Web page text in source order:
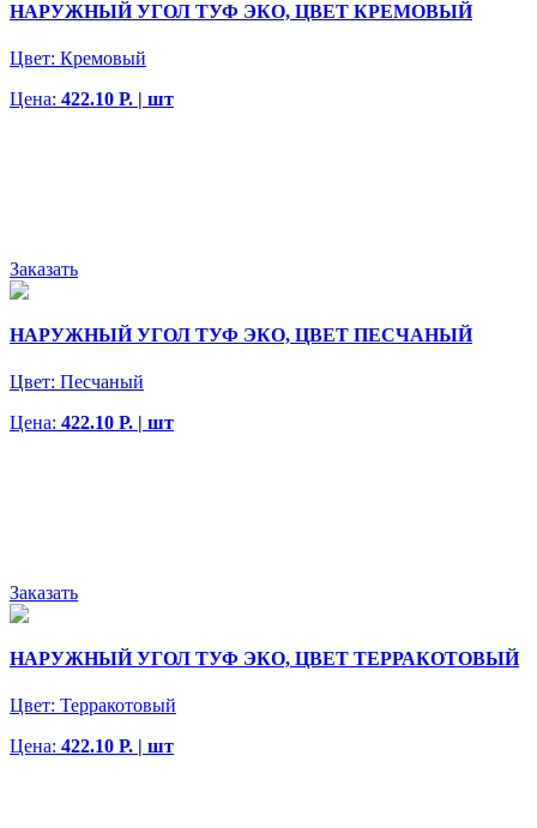
НАРУЖНЫЙ УГОЛ ТУФ ЭКО, ЦВЕТ КРЕМОВЫЙ
Цвет: Кремовый
Цена: 422.10 Р. | шт
Заказать
НАРУЖНЫЙ УГОЛ ТУФ ЭКО, ЦВЕТ ПЕСЧАНЫЙ
Цвет: Песчаный
Цена: 422.10 Р. | шт
Заказать
НАРУЖНЫЙ УГОЛ ТУФ ЭКО, ЦВЕТ ТЕРРАКОТОВЫЙ
Цвет: Терракотовый
Цена: 422.10 Р. | шт